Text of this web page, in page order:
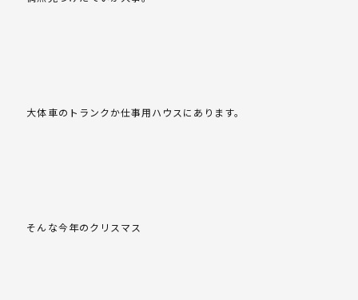
大体車のトランクか仕事用ハウスにあります。
そんな今年のクリスマス